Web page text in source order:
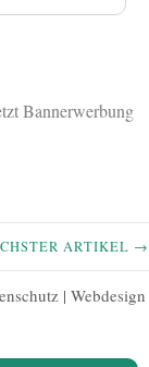
Bannerwerbung
ARTIKEL →
| Webdesign